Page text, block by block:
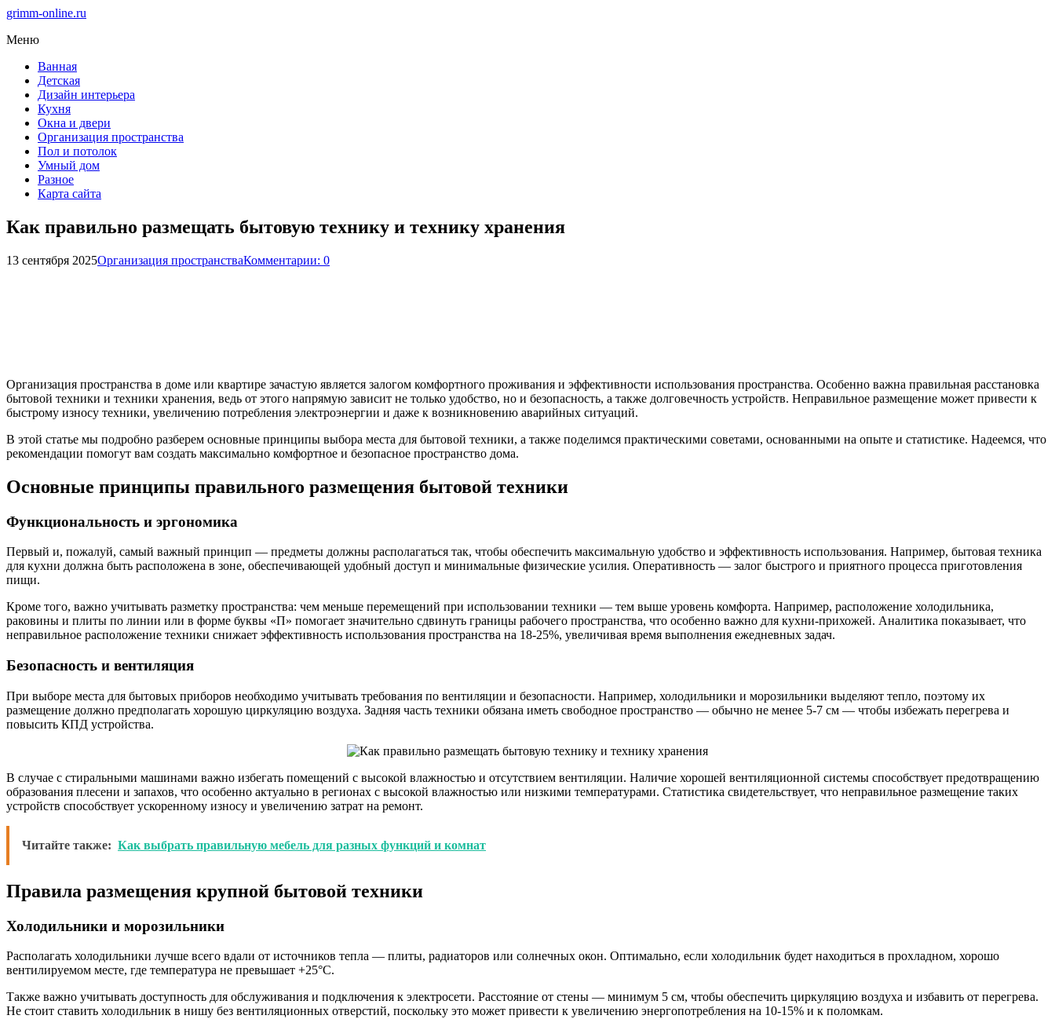
grimm-online.ru
Меню
Ванная
Детская
Дизайн интерьера
Кухня
Окна и двери
Организация пространства
Пол и потолок
Умный дом
Разное
Карта сайта
Как правильно размещать бытовую технику и технику хранения
13 сентября 2025Организация пространстваКомментарии: 0
Организация пространства в доме или квартире зачастую является залогом комфортного проживания и эффективности использования пространства. Особенно важна правильная расстановка
бытовой техники и техники хранения, ведь от этого напрямую зависит не только удобство, но и безопасность, а также долговечность устройств. Неправильное размещение может привести к
быстрому износу техники, увеличению потребления электроэнергии и даже к возникновению аварийных ситуаций.
В этой статье мы подробно разберем основные принципы выбора места для бытовой техники, а также поделимся практическими советами, основанными на опыте и статистике. Надеемся, что
рекомендации помогут вам создать максимально комфортное и безопасное пространство дома.
Основные принципы правильного размещения бытовой техники
Функциональность и эргономика
Первый и, пожалуй, самый важный принцип — предметы должны располагаться так, чтобы обеспечить максимальную удобство и эффективность использования. Например, бытовая техника
для кухни должна быть расположена в зоне, обеспечивающей удобный доступ и минимальные физические усилия. Оперативность — залог быстрого и приятного процесса приготовления
пищи.
Кроме того, важно учитывать разметку пространства: чем меньше перемещений при использовании техники — тем выше уровень комфорта. Например, расположение холодильника,
раковины и плиты по линии или в форме буквы «П» помогает значительно сдвинуть границы рабочего пространства, что особенно важно для кухни-прихожей. Аналитика показывает, что
неправильное расположение техники снижает эффективность использования пространства на 18-25%, увеличивая время выполнения ежедневных задач.
Безопасность и вентиляция
При выборе места для бытовых приборов необходимо учитывать требования по вентиляции и безопасности. Например, холодильники и морозильники выделяют тепло, поэтому их
размещение должно предполагать хорошую циркуляцию воздуха. Задняя часть техники обязана иметь свободное пространство — обычно не менее 5-7 см — чтобы избежать перегрева и
повысить КПД устройства.
В случае с стиральными машинами важно избегать помещений с высокой влажностью и отсутствием вентиляции. Наличие хорошей вентиляционной системы способствует предотвращению
образования плесени и запахов, что особенно актуально в регионах с высокой влажностью или низкими температурами. Статистика свидетельствует, что неправильное размещение таких
устройств способствует ускоренному износу и увеличению затрат на ремонт.
Читайте также: Как выбрать правильную мебель для разных функций и комнат
Правила размещения крупной бытовой техники
Холодильники и морозильники
Располагать холодильники лучше всего вдали от источников тепла — плиты, радиаторов или солнечных окон. Оптимально, если холодильник будет находиться в прохладном, хорошо
вентилируемом месте, где температура не превышает +25°C.
Также важно учитывать доступность для обслуживания и подключения к электросети. Расстояние от стены — минимум 5 см, чтобы обеспечить циркуляцию воздуха и избавить от перегрева.
Не стоит ставить холодильник в нишу без вентиляционных отверстий, поскольку это может привести к увеличению энергопотребления на 10-15% и к поломкам.